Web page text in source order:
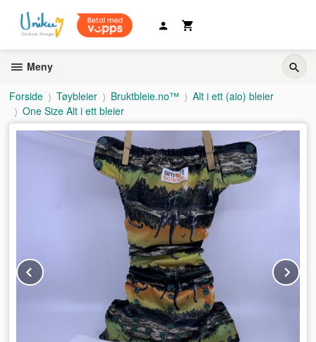
innholdet
Meny
Forside Tøybleier Bruktbleie.no™
Alt i ett (aio) bleier
One Size Alt i ett bleier
Prev